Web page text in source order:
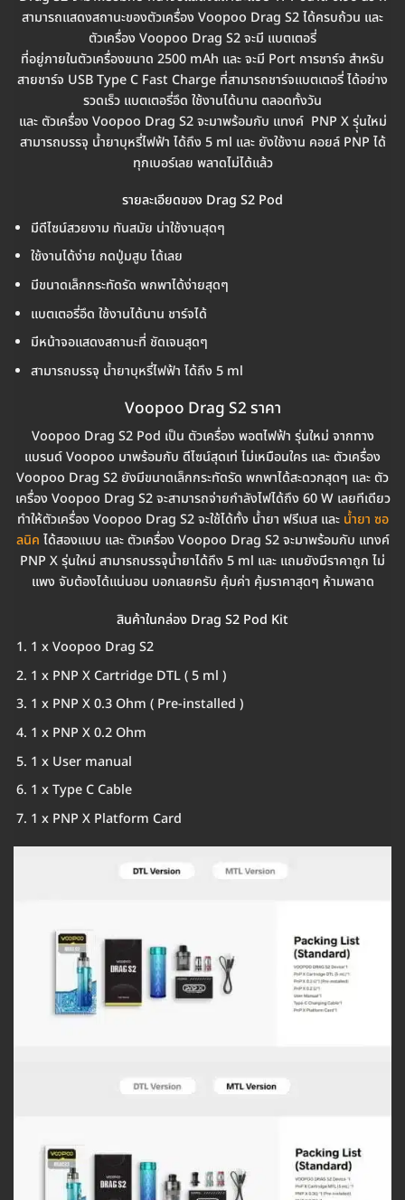
สามารถแสดงสถานะของตัวเครื่อง Voopoo Drag S2 ได้ครบถ้วน และ
ตัวเครื่อง Voopoo Drag S2 จะมี แบตเตอรี่
ที่อยู่ภายในตัวเครื่องขนาด 2500 mAh และ จะมี Port การชาร์จ สำหรับ
สายชาร์จ USB Type C Fast Charge ที่สามารถชาร์จแบตเตอรี่ ได้อย่าง
รวดเร็ว แบตเตอรี่อึด ใช้งานได้นาน ตลอดทั้งวัน
และ ตัวเครื่อง Voopoo Drag S2 จะมาพร้อมกับ แทงค์ PNP X รุุ่นใหม่
สามารถบรรจุ น้ำยาบุหรี่ไฟฟ้า ได้ถึง 5 ml และ ยังใช้งาน คอยล์ PNP ได้
ทุกเบอร์เลย พลาดไม่ได้แล้ว
รายละเอียดของ Drag S2 Pod
มีดีไซน์สวยงาม ทันสมัย น่าใช้งานสุดๆ
ใช้งานได้ง่าย กดปู่มสูบ ได้เลย
มีขนาดเล็กกระทัดรัด พกพาได้ง่ายสุดๆ
แบตเตอรี่อึด ใช้งานได้นาน ชาร์จได้
มีหน้าจอแสดงสถานะที่ ชัดเจนสุดๆ
สามารถบรรจุ น้ำยาบุหรี่ไฟฟ้า ได้ถึง 5 ml
Voopoo Drag S2 ราคา
Voopoo Drag S2 Pod เป็น ตัวเครื่อง พอตไฟฟ้า รุ่นใหม่ จากทาง
แบรนด์ Voopoo มาพร้อมกับ ดีไซน์สุดเท่ ไม่เหมือนใคร และ ตัวเครื่อง
Voopoo Drag S2 ยังมีขนาดเล็กกระทัดรัด พกพาได้สะดวกสุดๆ และ ตัว
เครื่อง Voopoo Drag S2 จะสามารถจ่ายกำลังไฟได้ถึง 60 W เลยทีเดียว
ทำให้ตัวเครื่อง Voopoo Drag S2 จะใช้ได้ทั้ง น้ำยา ฟรีเบส และ น้ำยา ซอ
ลนิค ได้สองแบบ และ ตัวเครื่อง Voopoo Drag S2 จะมาพร้อมกับ แทงค์
PNP X รุ่นใหม่ สามารถบรรจุน้ำยาได้ถึง 5 ml และ แถมยังมีราคาถูก ไม่
แพง จับต้องได้แน่นอน บอกเลยครับ คุ้มค่า คุ้มราคาสุดๆ ห้ามพลาด
สินค้าในกล่อง Drag S2 Pod Kit
1 x Voopoo Drag S2
1 x PNP X Cartridge DTL ( 5 ml )
1 x PNP X 0.3 Ohm ( Pre-installed )
1 x PNP X 0.2 Ohm
1 x User manual
1 x Type C Cable
1 x PNP X Platform Card